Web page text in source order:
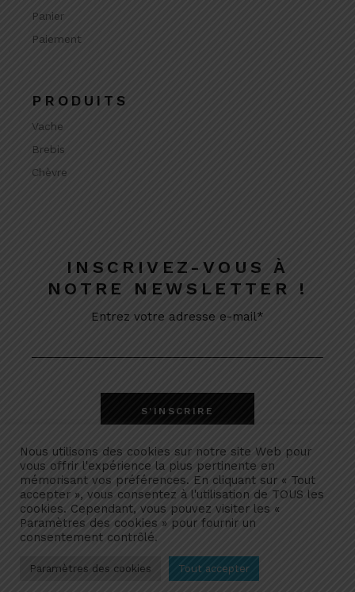
Panier
Paiement
PRODUITS
Vache
Brebis
Chèvre
INSCRIVEZ-VOUS À
NOTRE NEWSLETTER !
Entrez votre adresse e-mail*
Politique de confidentialité
© 2022Fromagerie Vieux Lyon, Tous droits réservés
Nous utilisons des cookies sur notre site Web pour
vous offrir l'expérience la plus pertinente en
mémorisant vos préférences. En cliquant sur « Tout
accepter », vous consentez à l'utilisation de TOUS les
cookies. Cependant, vous pouvez visiter les «
Paramètres des cookies » pour fournir un
consentement contrôlé.
Paramètres des cookies Tout accepter